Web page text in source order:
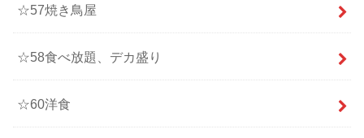
☆57焼き鳥屋
☆58食べ放題、デカ盛り
☆60洋食